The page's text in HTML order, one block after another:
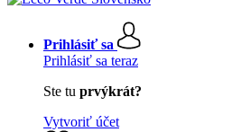
Prihlásiť sa
Prihlásiť sa teraz
Ste tu prvýkrát?
Vytvoriť účet